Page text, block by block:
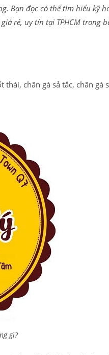
Bạn đọc có thể tìm hiểu kỹ
rẻ, uy tín tại TPHCM trong
chân gà sả tắc, chân gà
gì?